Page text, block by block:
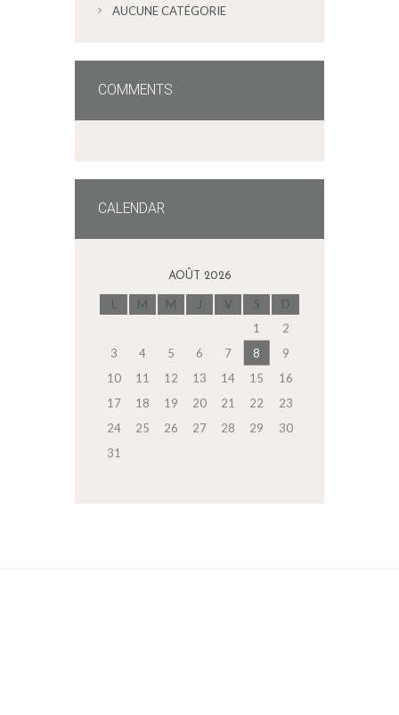
AUCUNE CATÉGORIE
COMMENTS
CALENDAR
AOÛT 2026
L M M J V S
D
1
2
3
4 5 6 7 8
9
10
11 12 13 14 15
16
17
18 19 20 21 22
23
24
25 26 27 28 29
30
31